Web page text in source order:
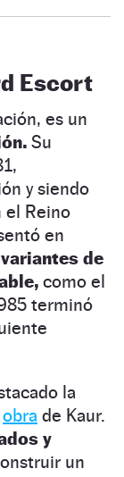
Escort
es un
Su
y siendo
el Reino
en
de
como el
terminó
la
obra de Kaur.
y
un